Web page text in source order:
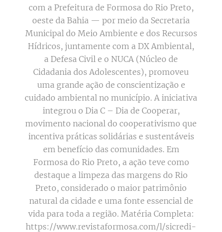
com a Prefeitura de Formosa do Rio Preto,
oeste da Bahia — por meio da Secretaria
Municipal do Meio Ambiente e dos Recursos
Hídricos, juntamente com a DX Ambiental,
a Defesa Civil e o NUCA (Núcleo de
Cidadania dos Adolescentes), promoveu
uma grande ação de conscientização e
cuidado ambiental no município. A iniciativa
integrou o Dia C – Dia de Cooperar,
movimento nacional do cooperativismo que
incentiva práticas solidárias e sustentáveis
em benefício das comunidades. Em
Formosa do Rio Preto, a ação teve como
destaque a limpeza das margens do Rio
Preto, considerado o maior patrimônio
natural da cidade e uma fonte essencial de
vida para toda a região. Matéria Completa:
https://www.revistaformosa.com/l/sicredi-